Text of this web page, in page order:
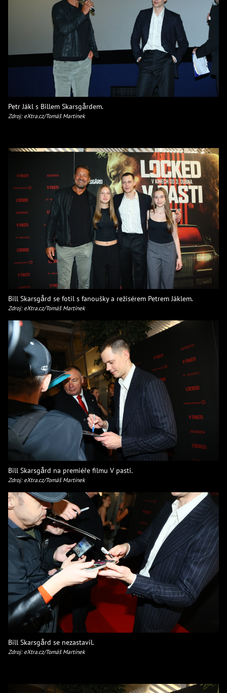
Petr Jákl s Billem Skarsgårdem.
Zdroj: eXtra.cz/Tomáš Martínek
Bill Skarsgård se fotil s fanoušky a režisérem Petrem Jáklem.
Zdroj: eXtra.cz/Tomáš Martínek
Bill Skarsgård na premiéře filmu V pasti.
Zdroj: eXtra.cz/Tomáš Martínek
Bill Skarsgård se nezastavil.
Zdroj: eXtra.cz/Tomáš Martínek